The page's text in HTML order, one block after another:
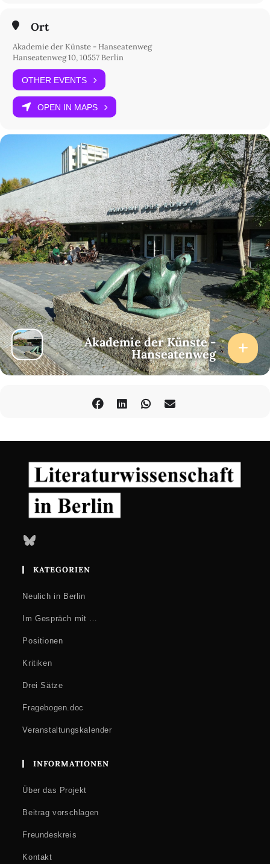
Ort
Akademie der Künste - Hanseatenweg
Hanseatenweg 10, 10557 Berlin
OTHER EVENTS
OPEN IN MAPS
Akademie der Künste -
Hanseatenweg
Bluesky
KATEGORIEN
Neulich in Berlin
Im Gespräch mit …
Positionen
Kritiken
Drei Sätze
Fragebogen.doc
Veranstaltungskalender
INFORMATIONEN
Über das Projekt
Beitrag vorschlagen
Freundeskreis
Kontakt